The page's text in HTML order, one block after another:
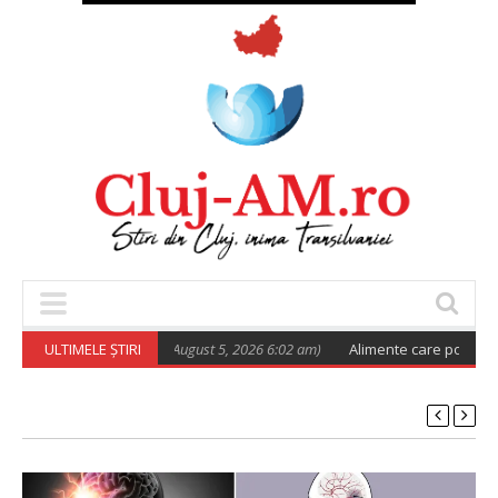
ULTIMELE ȘTIRI
pentru viitor (August 5, 2026 6:02 am) Alimente care pot înfunda